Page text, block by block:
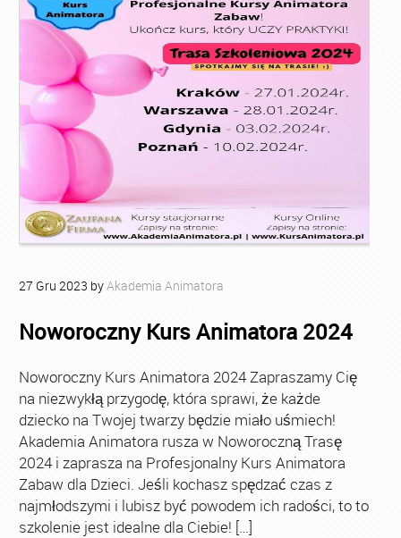
27 Gru 2023 byAkademia Animatora
Noworoczny Kurs Animatora 2024
Noworoczny Kurs Animatora 2024 Zapraszamy Cię
na niezwykłą przygodę, która sprawi, że każde
dziecko na Twojej twarzy będzie miało uśmiech!
Akademia Animatora rusza w Noworoczną Trasę
2024 i zaprasza na Profesjonalny Kurs Animatora
Zabaw dla Dzieci. Jeśli kochasz spędzać czas z
najmłodszymi i lubisz być powodem ich radości, to to
szkolenie jest idealne dla Ciebie! […]